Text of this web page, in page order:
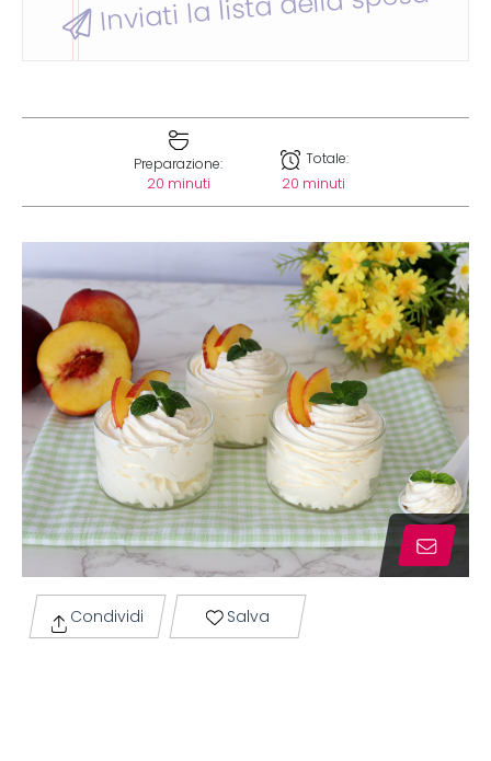
Preparazione:
20 minuti
Totale:
20 minuti
Condividi Salva